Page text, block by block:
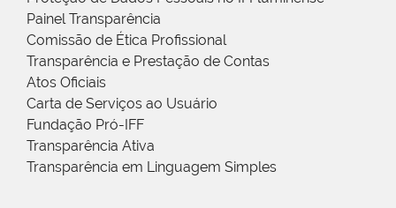
Painel Transparência
Comissão de Ética Profissional
Transparência e Prestação de Contas
Atos Oficiais
Carta de Serviços ao Usuário
Fundação Pró-IFF
Transparência Ativa
Transparência em Linguagem Simples